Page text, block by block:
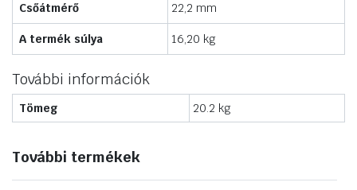
Csőátmérő 22,2 mm
A termék súlya 16,20 kg
További információk
Tömeg 20.2 kg
További termékek